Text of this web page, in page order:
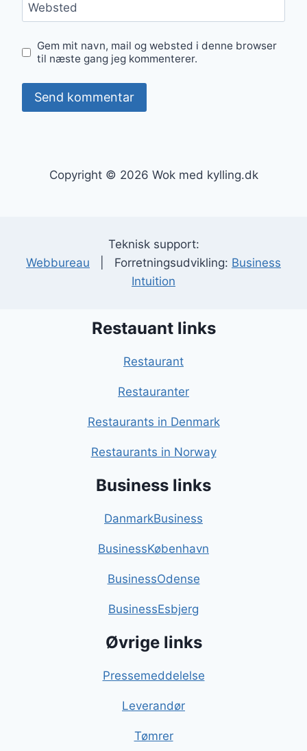
Websted
Gem mit navn, mail og websted i denne browser
til næste gang jeg kommenterer.
Copyright © 2026 Wok med kylling.dk
Teknisk support:
Webbureau | Forretningsudvikling: Business
Intuition
Restauant links
Restaurant
Restauranter
Restaurants in Denmark
Restaurants in Norway
Business links
DanmarkBusiness
BusinessKøbenhavn
BusinessOdense
BusinessEsbjerg
Øvrige links
Pressemeddelelse
Leverandør
Tømrer